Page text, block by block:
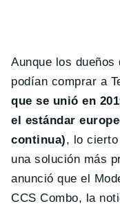
Aunque los dueños
podían comprar a
que se unió en
el estándar
continua), lo cierto
una solución más
anunció que el
CCS Combo, la